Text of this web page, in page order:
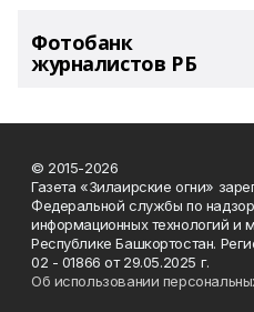
Фотобанк
журналистов РБ
© 2015-2026
Газета «Зилаирские огни»
Федеральной службы по
информационных технологий и
Республике Башкортостан.
02 - 01866 от 29.05.2025 г.
Об использовании